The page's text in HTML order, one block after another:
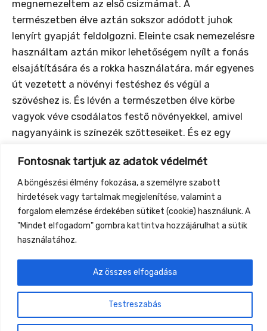
Fontosnak tartjuk az adatok védelmét
A böngészési élmény fokozása, a személyre szabott
hirdetések vagy tartalmak megjelenítése, valamint a
forgalom elemzése érdekében sütiket (cookie) használunk. A
"Mindet elfogadom" gombra kattintva hozzájárulhat a sütik
használatához.
Testreszabás
Az összes elfogadása
megnemezeltem az első csizmámat. A
természetben élve aztán sokszor adódott juhok
lenyírt gyapját feldolgozni. Eleinte csak nemezelésre
használtam aztán mikor lehetőségem nyílt a fonás
elsajátítására és a rokka használatára, már egyenes
út vezetett a növényi festéshez és végül a
szövéshez is. És lévén a természetben élve körbe
vagyok véve csodálatos festő növényekkel, amivel
nagyanyáink is színezék szőtteseiket. És ez egy
újabbnál újabb tapasztalás okát tartogat! Pár éve a
vászon festését is elkezdtem, ami nagy kihívásokat
tartogat még számomra.
←Previous Event Next Event→
Gyüttment Találkozó, 2026. augusztus 27-30.,